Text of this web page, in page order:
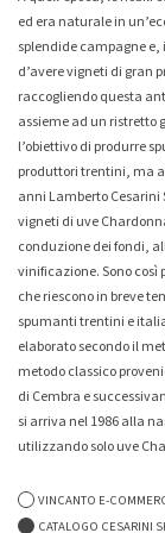
ed era naturale in
splendide campagne
d’avere vigneti di gran
raccogliendo questa
assieme ad un ristretto
l’obiettivo di produrre
produttori trentini, ma
anni Lamberto Cesarini
vigneti di uve
conduzione dei fondi,
vinificazione. Sono così
che riescono in breve
spumanti trentini e
elaborato secondo il
metodo classico
di Cembra e
si arriva nel 1986 alla
utilizzando solo uve
VINCANTO E-
CATALOGO CESARINI
-7%
Collio Malvasia
16,20 €
-0%
Whisky & Whiskey